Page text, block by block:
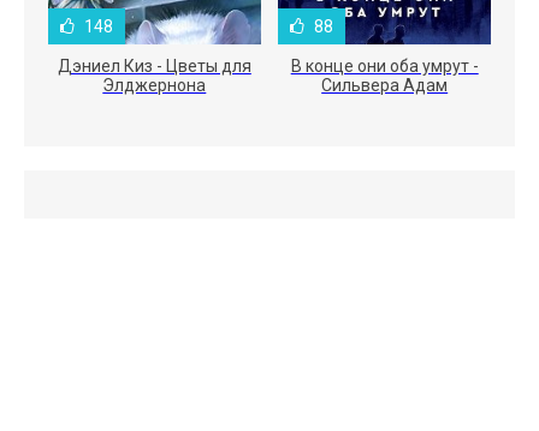
148
Дэниел Киз - Цветы для
Элджернона
88
В конце они оба умрут -
Сильвера Адам